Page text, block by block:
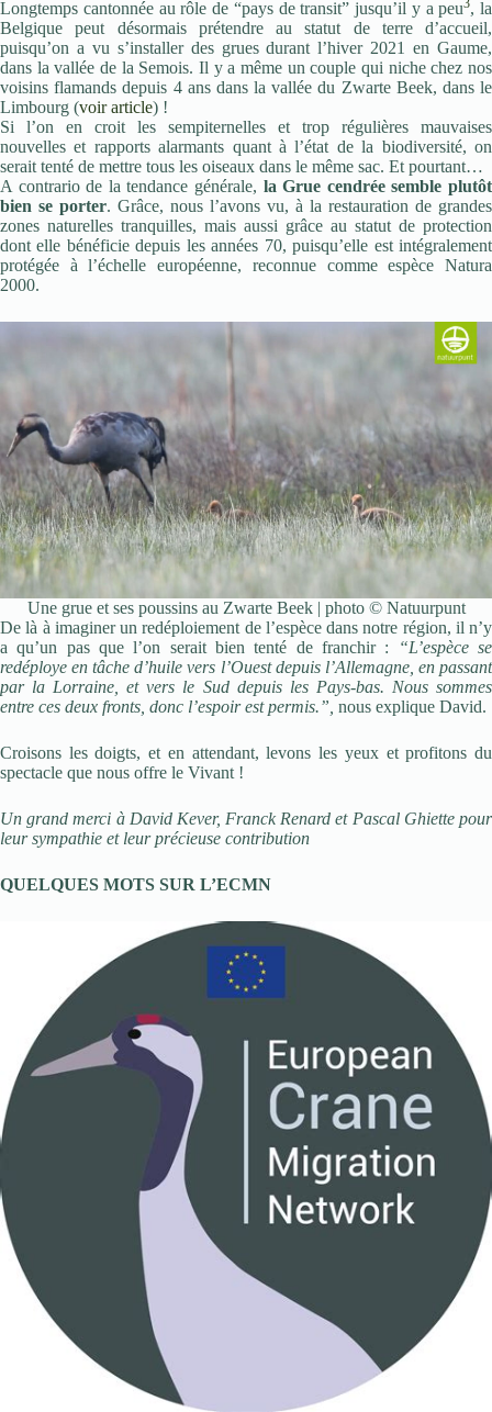
Longtemps cantonnée au rôle de “pays de transit” jusqu’il y a peu3, la
Belgique peut désormais prétendre au statut de terre d’accueil,
puisqu’on a vu s’installer des grues durant l’hiver 2021 en Gaume,
dans la vallée de la Semois. Il y a même un couple qui niche chez nos
voisins flamands depuis 4 ans dans la vallée du Zwarte Beek, dans le
Limbourg (voir article) !
Si l’on en croit les sempiternelles et trop régulières mauvaises
nouvelles et rapports alarmants quant à l’état de la biodiversité, on
serait tenté de mettre tous les oiseaux dans le même sac. Et pourtant…
A contrario de la tendance générale, la Grue cendrée semble plutôt
bien se porter. Grâce, nous l’avons vu, à la restauration de grandes
zones naturelles tranquilles, mais aussi grâce au statut de protection
dont elle bénéficie depuis les années 70, puisqu’elle est intégralement
protégée à l’échelle européenne, reconnue comme espèce Natura
2000.
Une grue et ses poussins au Zwarte Beek | photo © Natuurpunt
De là à imaginer un redéploiement de l’espèce dans notre région, il n’y
a qu’un pas que l’on serait bien tenté de franchir :
“L’espèce se
redéploye en tâche d’huile vers l’Ouest depuis l’Allemagne, en passant
par la Lorraine, et vers le Sud depuis les Pays-bas. Nous sommes
entre ces deux fronts, donc l’espoir est permis.”, nous explique David.
Croisons les doigts, et en attendant, levons les yeux et profitons du
spectacle que nous offre le Vivant !
Un grand merci à David Kever, Franck Renard et Pascal Ghiette pour
leur sympathie et leur précieuse contribution
QUELQUES MOTS SUR L’ECMN